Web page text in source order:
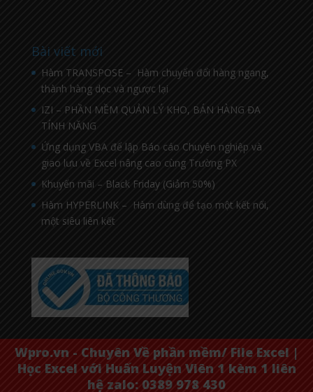
Wpro.vn - Chuyên Về phần mềm/ File Excel |
Học Excel với Huấn Luyện Viên 1 kèm 1 liên
hệ zalo: 0389 978 430
Bài viết mới
Hàm TRANSPOSE – Hàm chuyển đổi hàng ngang,
thành hàng dọc và ngược lại
IZI – PHẦN MỀM QUẢN LÝ KHO, BÁN HÀNG ĐA
TÍNH NĂNG
Ứng dụng VBA để lập Báo cáo Chuyên nghiệp và
giao lưu về Excel nâng cao cùng Trường PX
Khuyến mãi – Black Friday (Giảm 50%)
Hàm HYPERLINK – Hàm dùng để tạo một kết nối,
một siêu liên kết